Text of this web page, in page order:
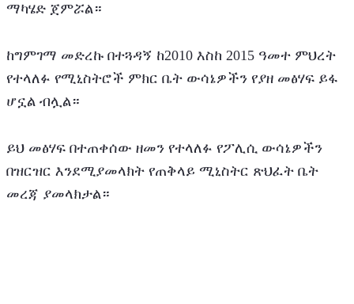
ማካሄድ ጀምሯል።
ከግምገማ መድረኩ በተጓዳኝ ከ2010 እስከ 2015 ዓመተ ምህረት
የተላለፉ የሚኒስትሮች ምክር ቤት ውሳኔዎችን የያዘ መፅሃፍ ይፋ
ሆኗል ብሏል።
ይህ መፅሃፍ በተጠቀሰው ዘመን የተላለፉ የፖሊሲ ውሳኔዎችን
በዝርዝር እንደሚያመላክት የጠቅላይ ሚኒስትር ጽህፈት ቤት
መረጃ ያመላክታል።